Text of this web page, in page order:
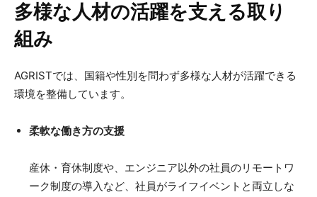
多様な人材の活躍を支える取り
組み
AGRISTでは、国籍や性別を問わず多様な人材が活躍できる
環境を整備しています。
柔軟な働き方の支援
産休・育休制度や、エンジニア以外の社員のリモートワ
ーク制度の導入など、社員がライフイベントと両立しな